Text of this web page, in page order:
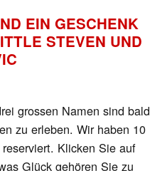
EIN GESCHENK
STEVEN UND
grossen Namen sind bald
zu erleben. Wir haben 10
Klicken Sie auf
Glück gehören Sie zu